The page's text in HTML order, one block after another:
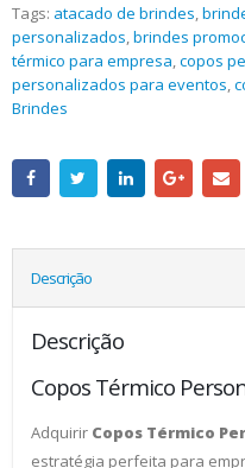
Tags: atacado de brindes,
personalizados,brindes
térmico para empresa,copos
personalizados para eventos,
Brindes
Descrição
Descrição
Copos Térmico
Adquirir Copos Térmico
estratégia perfeita para